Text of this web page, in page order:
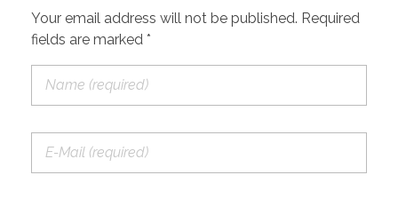
Your email address will not be published. Required
fields are marked *